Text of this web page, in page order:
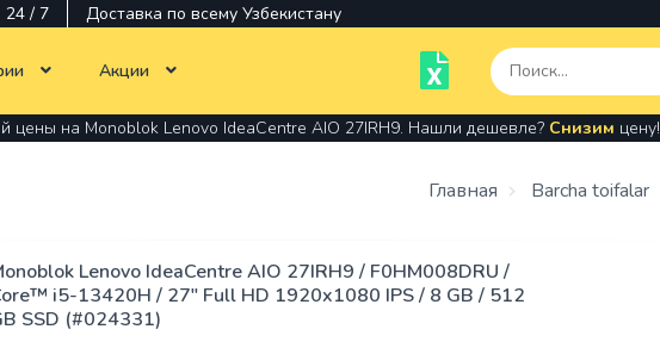
24 / 7 Доставка по всему Узбекистану
Kompyuterlar texnikasi Monobloklar
Noutbuklar
funktsiyali
qurilmalar
Monitorlar Monitorlar
Dasturlar
Акции
Тотальная распродажа
цены на Monoblok Lenovo IdeaCentre AIO 27IRH9. Нашли дешевле? Снизим цену!
Главная Barcha toifalar
Lenovo IdeaCentre AIO 27IRH9 / F0HM008DRU /
i5-13420H / 27" Full HD 1920x1080 IPS / 8 GB / 512
SSD (#024331)